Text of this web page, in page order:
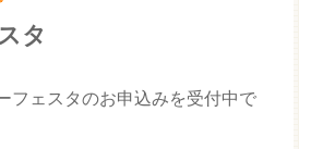
タ
フェスタのお申込みを受付中で